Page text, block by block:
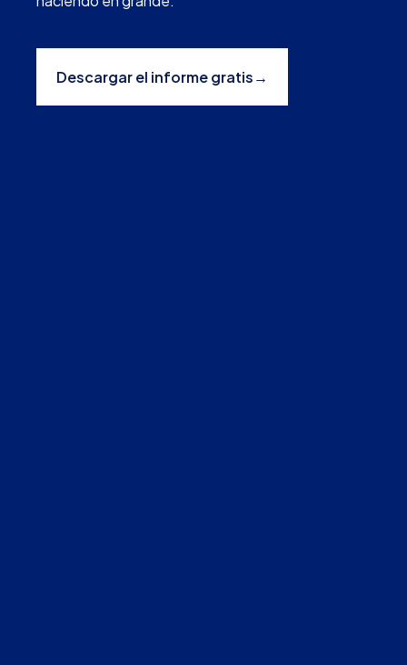
Descargar el informe gratis→